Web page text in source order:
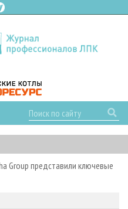
Group представили ключевые